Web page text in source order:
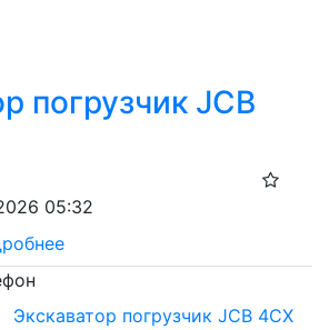
погрузчик JCB
05:32
Экскаватор погрузчик JCB 4CX